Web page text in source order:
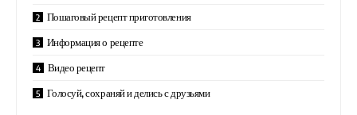
Пошаговый рецепт приготовления
Информация о рецепте
Видео рецепт
Голосуй, сохраняй и делись с друзьями